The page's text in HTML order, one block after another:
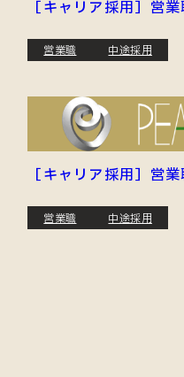
［キャリア採用］営
営業職 中途採用
［キャリア採用］営
営業職 中途採用